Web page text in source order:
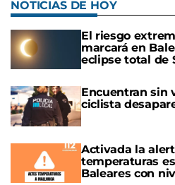
NOTICIAS DE HOY
El riesgo
marcará en
eclipse total de
Encuentran sin
ciclista
Activada la
temperaturas
Baleares con